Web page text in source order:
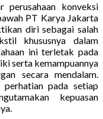
perusahaan konveksi
PT Karya Jakarta
diri sebagai salah
khususnya dalam
ini terletak pada
serta kemampuannya
secara mendalam.
pada setiap
kepuasan